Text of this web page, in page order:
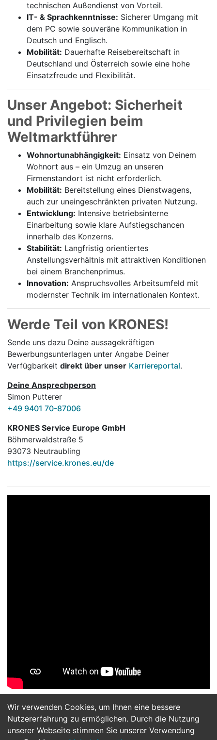
Wir verwenden Cookies, um Ihnen eine bessere
Nutzererfahrung zu ermöglichen. Durch die Nutzung
unserer Webseite stimmen Sie unserer Verwendung
technischen Außendienst von Vorteil.
IT- & Sprachkenntnisse: Sicherer Umgang mit
dem PC sowie souveräne Kommunikation in
Deutsch und Englisch.
Mobilität: Dauerhafte Reisebereitschaft in
Deutschland und Österreich sowie eine hohe
Einsatzfreude und Flexibilität.
Unser Angebot: Sicherheit
und Privilegien beim
Weltmarktführer
Wohnortunabhängigkeit: Einsatz von Deinem
Wohnort aus – ein Umzug an unseren
Firmenstandort ist nicht erforderlich.
Mobilität: Bereitstellung eines Dienstwagens,
auch zur uneingeschränkten privaten Nutzung.
Entwicklung: Intensive betriebsinterne
Einarbeitung sowie klare Aufstiegschancen
innerhalb des Konzerns.
Stabilität: Langfristig orientiertes
Anstellungsverhältnis mit attraktiven Konditionen
bei einem Branchenprimus.
Innovation: Anspruchsvolles Arbeitsumfeld mit
modernster Technik im internationalen Kontext.
Werde Teil von KRONES!
Sende uns dazu Deine aussage­kräftigen
Bewerbungsunterlagen unter Angabe Deiner
Verfügbarkeit direkt über unser Karriereportal.
Deine Ansprechperson
Simon Putterer
+49 9401 70-87006
KRONES Service Europe GmbH
Böhmerwaldstraße 5
93073 Neutraubling
https://service.krones.eu/de
Jetzt Bewerben